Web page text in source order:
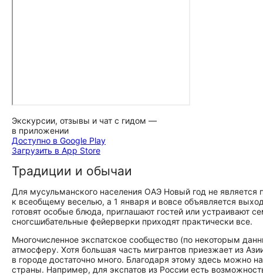
Экскурсии, отзывы и чат с гидом —
в приложении
Доступно в Google Play
Загрузить в App Store
Традиции и обычаи
Для мусульманского населения ОАЭ Новый год не
к всеобщему веселью, а 1 января и вовсе объявляется
готовят особые блюда, приглашают гостей или устраивают
сногсшибательные фейерверки приходят практически все.
Многочисленное экспатское сообщество (по некоторым
атмосферу. Хотя большая часть мигрантов приезжает из
в городе достаточно много. Благодаря этому здесь можно
страны. Например, для экспатов из России есть